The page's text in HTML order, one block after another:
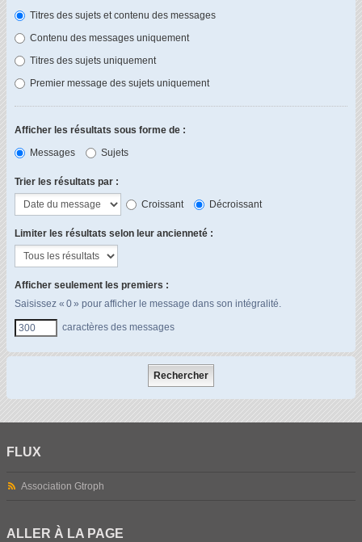
Titres des sujets et contenu des messages
Contenu des messages uniquement
Titres des sujets uniquement
Premier message des sujets uniquement
Afficher les résultats sous forme de :
Messages
Sujets
Trier les résultats par :
Croissant
Décroissant
Limiter les résultats selon leur ancienneté :
Afficher seulement les premiers :
Saisissez « 0 » pour afficher le message dans son intégralité.
caractères des messages
FLUX
Association Gtroph
ALLER À LA PAGE